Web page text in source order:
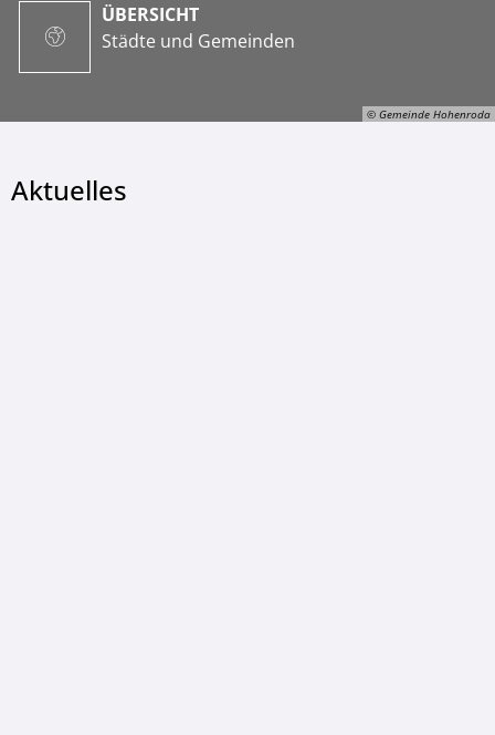
© Gemeinde Hohenroda
ÜBERSICHT
Städte und Gemeinden
Aktuelles